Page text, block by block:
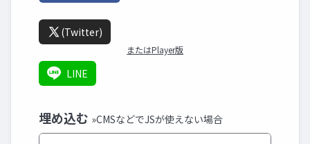
(Twitter)
またはPlayer版
LINE
埋め込む »CMSなどでJSが使えない場合